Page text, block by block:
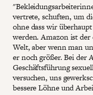
vertrete, schuften, um
ohne dass wir
werden. Amazon ist
Welt, aber wenn man
er noch größer. Bei der
Geschäftsführung
versuchen, uns
bessere Löhne und